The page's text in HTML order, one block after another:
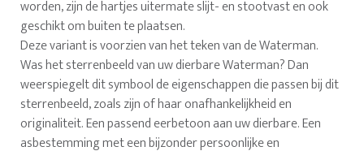
worden, zijn de hartjes uitermate slijt- en stootvast en ook
geschikt om buiten te plaatsen.
Deze variant is voorzien van het teken van de Waterman.
Was het sterrenbeeld van uw dierbare Waterman? Dan
weerspiegelt dit symbool de eigenschappen die passen bij dit
sterrenbeeld, zoals zijn of haar onafhankelijkheid en
originaliteit. Een passend eerbetoon aan uw dierbare. Een
asbestemming met een bijzonder persoonlijke en